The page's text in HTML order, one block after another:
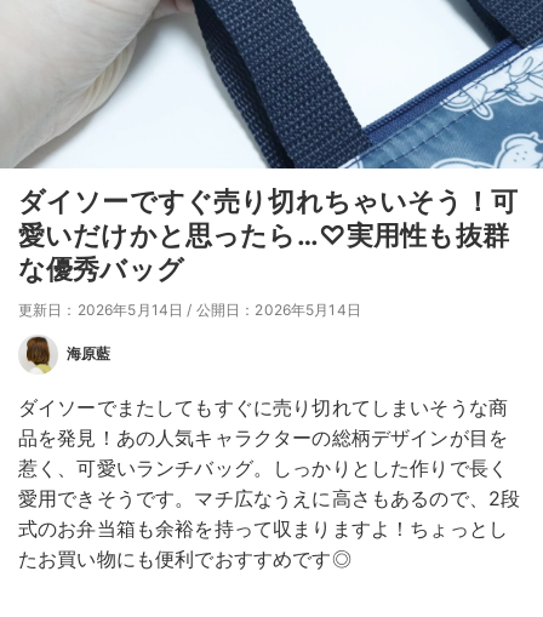
ダイソーですぐ売り切れちゃいそう！可
愛いだけかと思ったら…♡実用性も抜群
な優秀バッグ
更新日：2026年5月14日 / 公開日：2026年5月14日
海原藍
ダイソーでまたしてもすぐに売り切れてしまいそうな商
品を発見！あの人気キャラクターの総柄デザインが目を
惹く、可愛いランチバッグ。しっかりとした作りで長く
愛用できそうです。マチ広なうえに高さもあるので、2段
式のお弁当箱も余裕を持って収まりますよ！ちょっとし
たお買い物にも便利でおすすめです◎